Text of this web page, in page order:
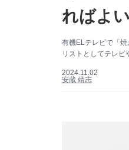
ればよ
有機ELテレビで「
リストとしてテレビ
2024.11.02
安蔵 靖志